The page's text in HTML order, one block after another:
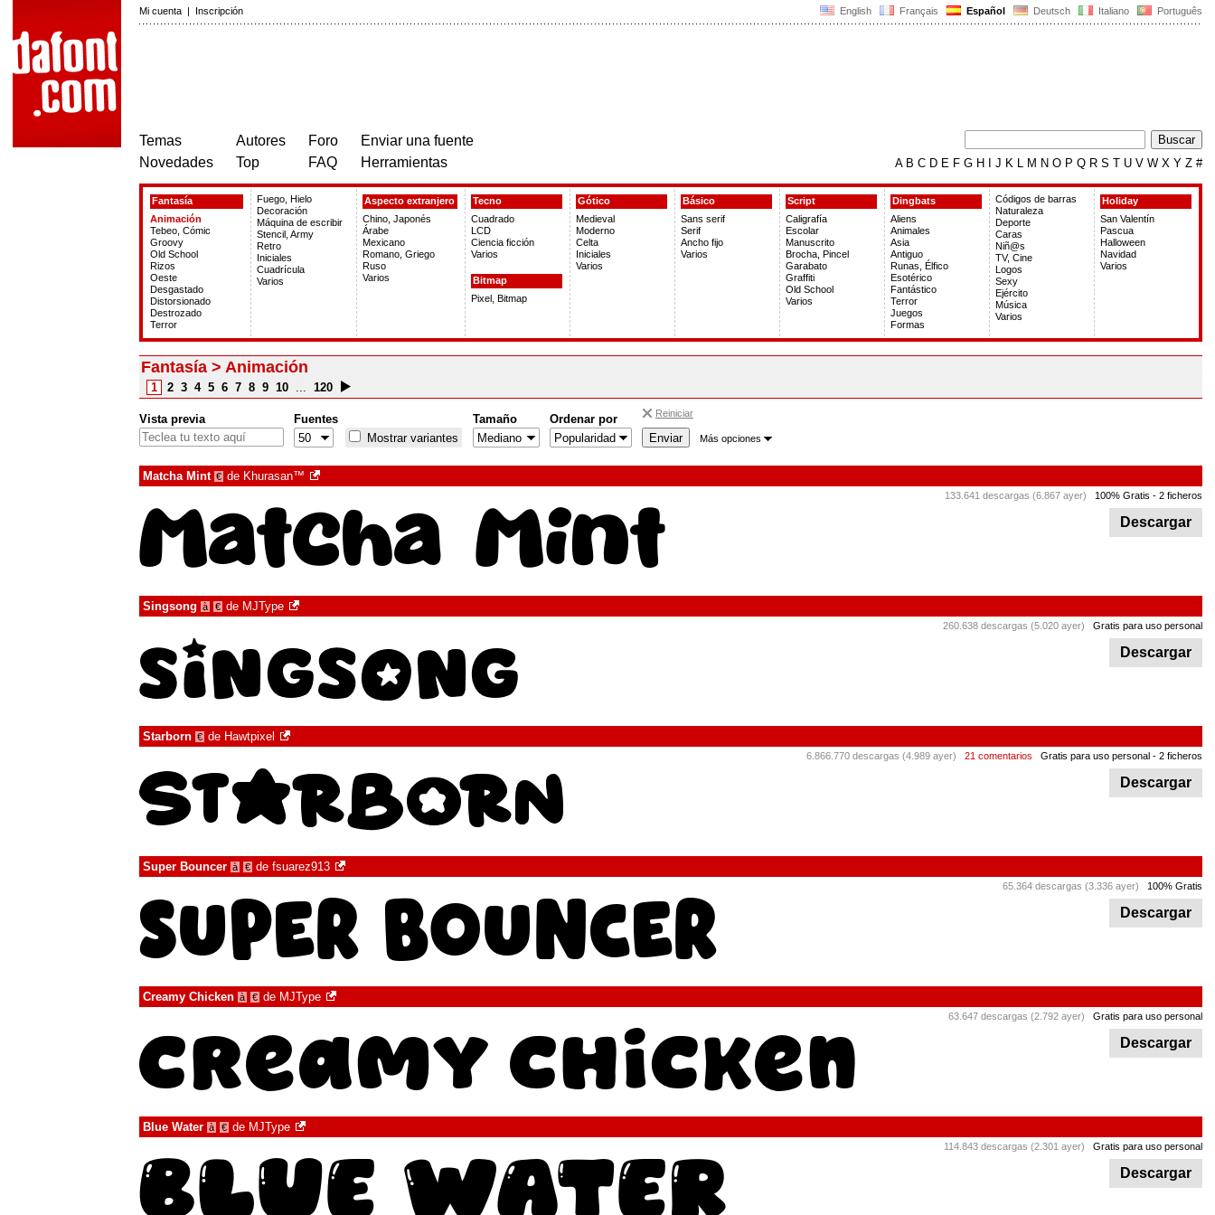
English Français Español Deutsch Italiano Português
Mi cuenta | Inscripción
Temas
Novedades
Autores
Top
Foro
FAQ
Enviar una fuente
Herramientas
AB C D E F G H J K L M N O P Q R S T U V W X Y Z #
Fantasía
Animación
Tebeo, Cómic
Groovy
Old School
Rizos
Oeste
Desgastado
Distorsionado
Destrozado
Terror
Fuego, Hielo
Decoración
Máquina de escribir
Stencil, Army
Retro
Iniciales
Cuadrícula
Varios
Aspecto extranjero
Chino, Japonés
Árabe
Mexicano
Romano, Griego
Ruso
Varios
Tecno
Cuadrado
LCD
Ciencia ficción
Varios
Bitmap
Pixel, Bitmap
Gótico
Medieval
Moderno
Celta
Iniciales
Varios
Básico
Sans serif
Serif
Ancho fijo
Varios
Script
Caligrafía
Escolar
Manuscrito
Brocha, Pincel
Garabato
Graffiti
Old School
Varios
Dingbats
Aliens
Animales
Asia
Antiguo
Runas, Élfico
Esotérico
Fantástico
Terror
Juegos
Formas
Códigos de barras
Naturaleza
Deporte
Caras
Niñ@s
TV, Cine
Logos
Sexy
Ejército
Música
Varios
Holiday
San Valentín
Pascua
Halloween
Navidad
Varios
Fantasía > Animación
1 2 3 4 5 6 7 8 9 10 ... 120
Vista previa
Fuentes
Mostrar variantes
Tamaño Ordenar por Reiniciar
Más opciones
Matcha Mint € de Khurasan™
133.641 descargas (6.867 ayer) 100% Gratis - 2 ficheros
Descargar
Singsong à € de MJType
260.638 descargas (5.020 ayer) Gratis para uso personal
Descargar
Starborn € de Hawtpixel
6.866.770 descargas (4.989 ayer) 21 comentarios Gratis para uso personal - 2 ficheros
Descargar
Super Bouncer à € de fsuarez913
65.364 descargas (3.336 ayer) 100% Gratis
Descargar
Creamy Chicken à € de MJType
63.647 descargas (2.792 ayer) Gratis para uso personal
Descargar
Blue Water à € de MJType
114.843 descargas (2.301 ayer) Gratis para uso personal
Descargar